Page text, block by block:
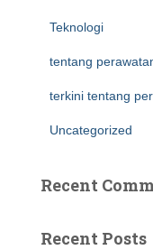
Teknologi
tentang
terkini tentang
Uncategorized
Recent
Recent Posts